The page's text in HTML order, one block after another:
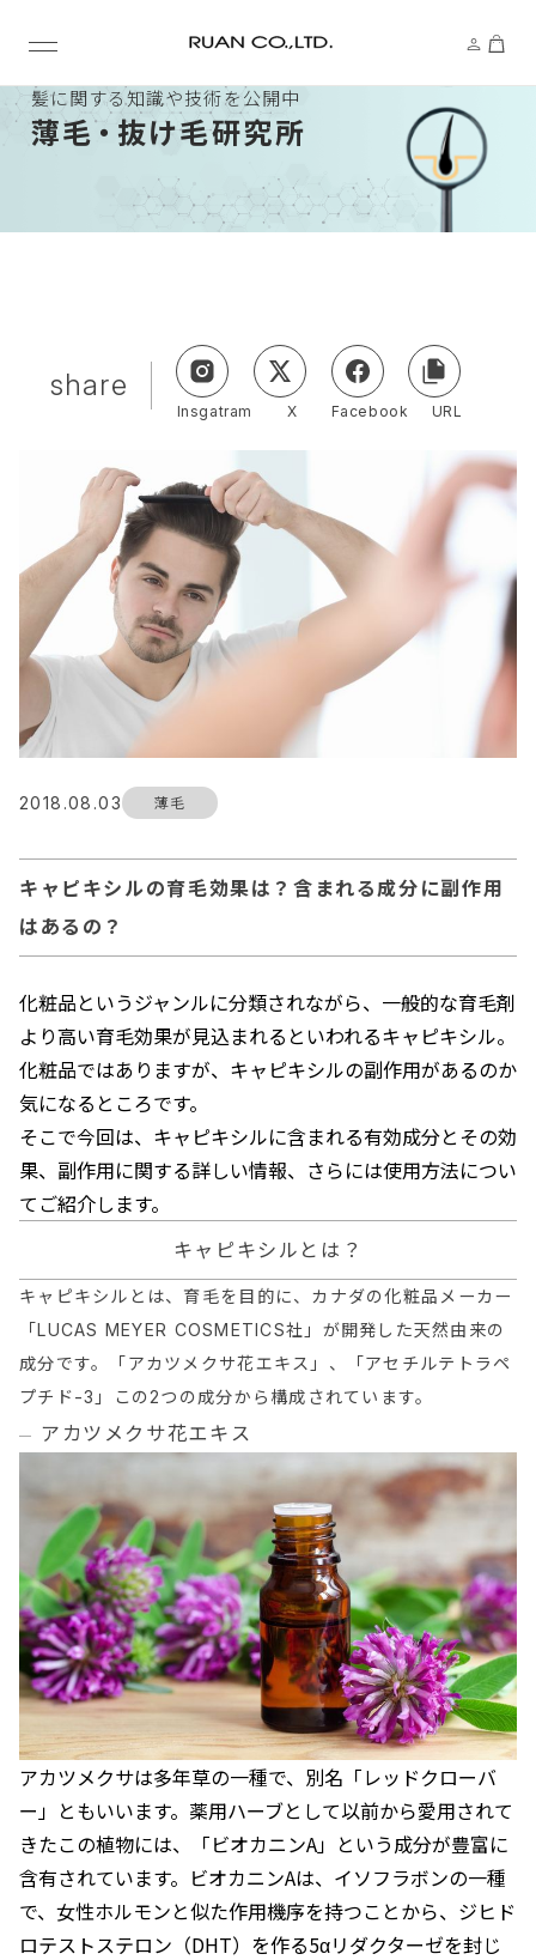
髪に関する知識や技術を公開中
薄毛・ 抜け毛研究所
2018.08.03 薄毛
キャピキシルの育毛効果は？含まれる成分に副作用
はあるの？
share
Insgatram X Facebook URL
化粧品というジャンルに分類されながら、一般的な育毛剤
より高い育毛効果が見込まれるといわれるキャピキシル。
化粧品ではありますが、キャピキシルの副作用があるのか
気になるところです。
そこで今回は、キャピキシルに含まれる有効成分とその効
果、副作用に関する詳しい情報、さらには使用方法につい
てご紹介します。
キャピキシルとは？
キャピキシルとは、育毛を目的に、カナダの化粧品メーカー
「LUCAS MEYER COSMETICS社」が開発した天然由来の
成分です。「アカツメクサ花エキス」、「アセチルテトラペ
プチド-3」この2つの成分から構成されています。
アカツメクサ花エキス
アカツメクサは多年草の一種で、別名「レッドクローバ
ー」ともいいます。薬用ハーブとして以前から愛用されて
きたこの植物には、「ビオカニンA」という成分が豊富に
含有されています。ビオカニンAは、イソフラボンの一種
で、女性ホルモンと似た作用機序を持つことから、ジヒド
ロテストステロン（DHT）を作る5αリダクターゼを封じ